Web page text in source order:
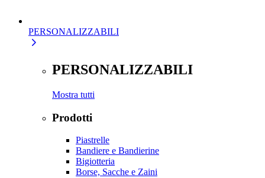
PERSONALIZZABILI
PERSONALIZZABILI
Mostra tutti
Prodotti
Piastrelle
Bandiere e Bandierine
Bigiotteria
Borse, Sacche e Zaini